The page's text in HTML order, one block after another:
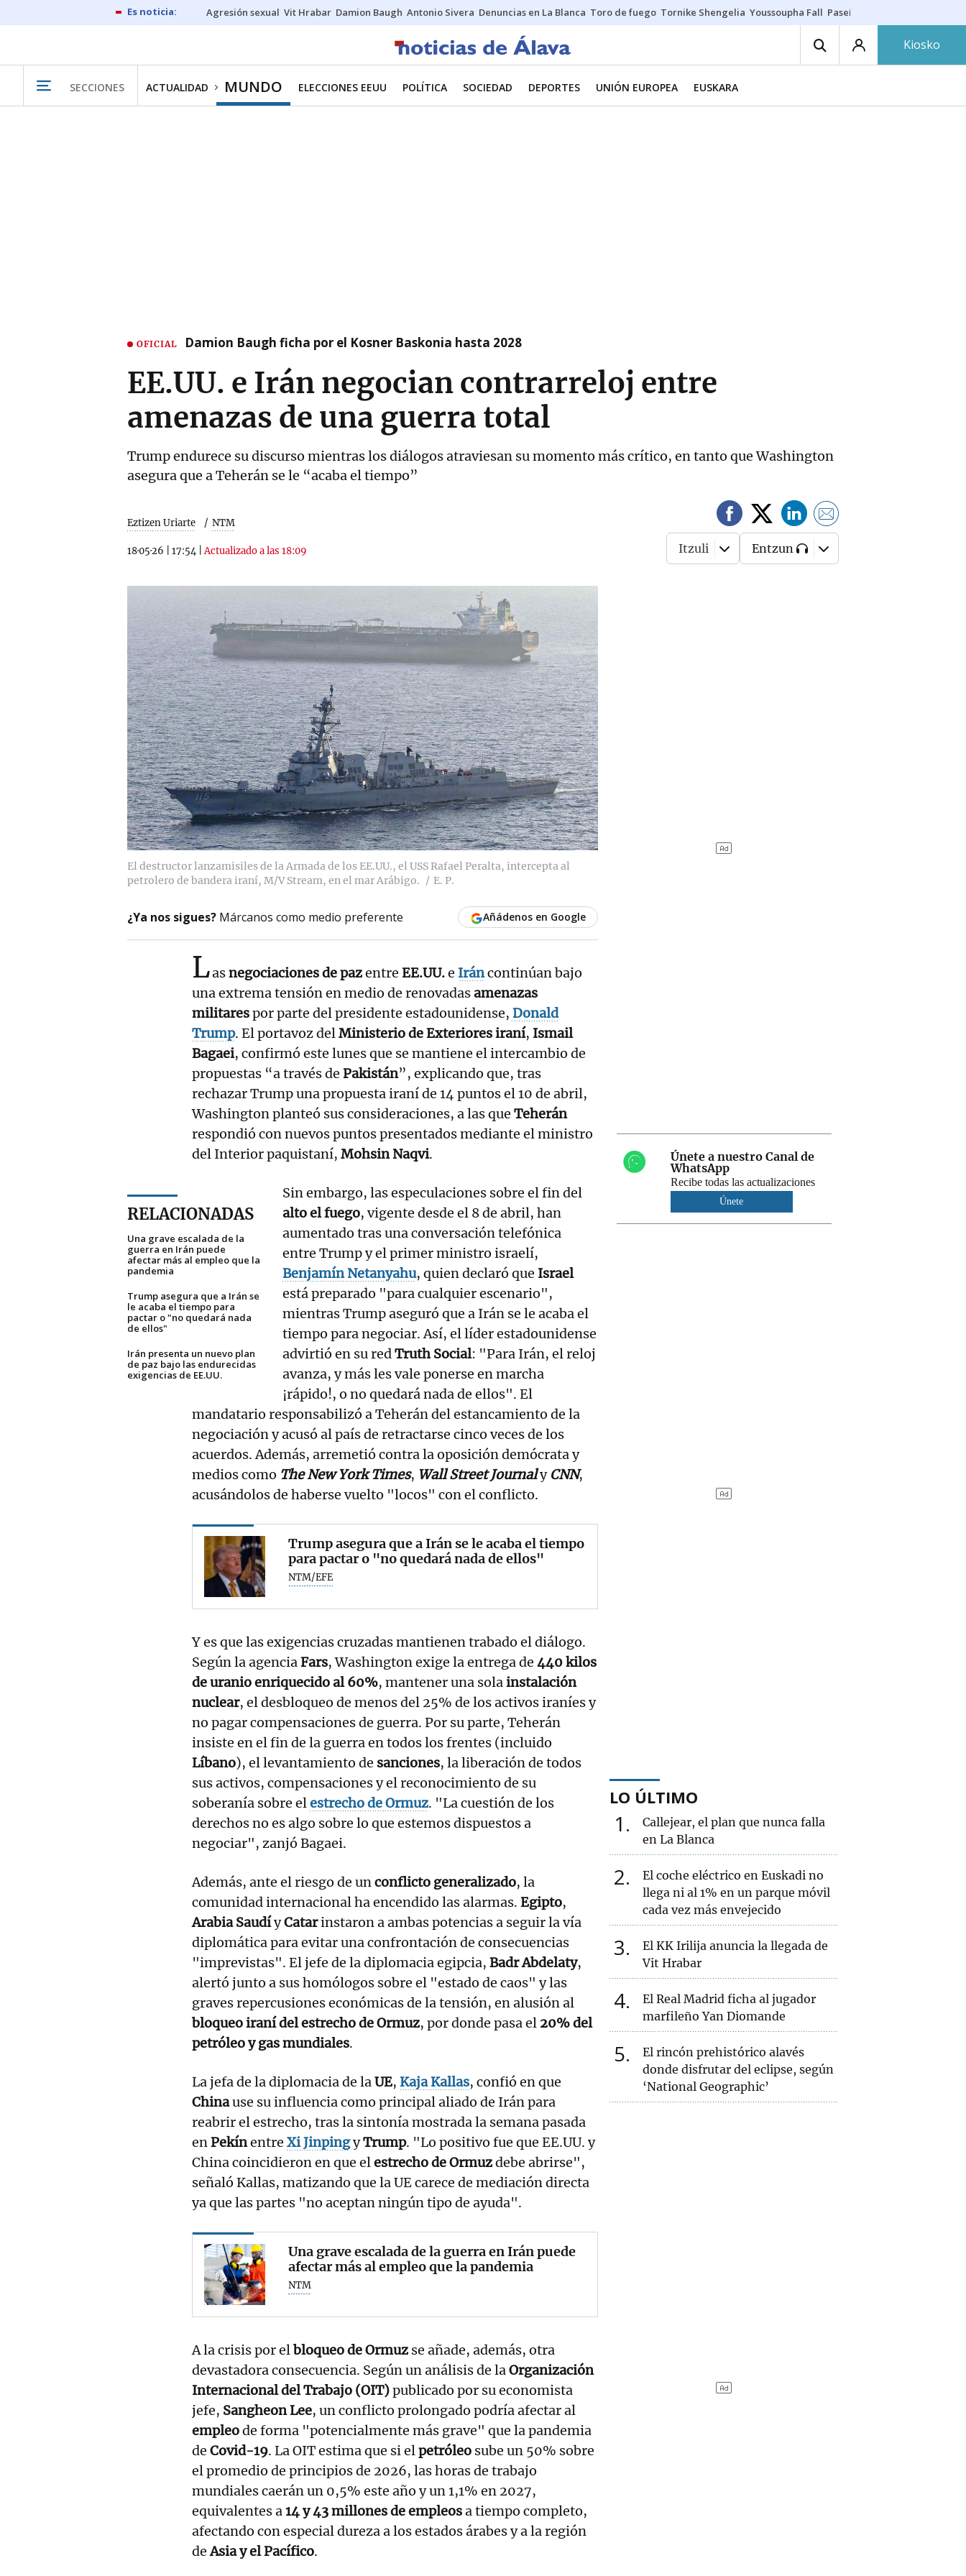
Agresión sexual Vit Hrabar Damion Baugh Antonio Sivera Denuncias en La Blanca Toro de fuego Tornike Shengelia Youssoupha Fall Paseíllo único
Kiosko
SECCIONES ACTUALIDAD MUNDO ELECCIONES EEUU POLÍTICA SOCIEDAD DEPORTES UNIÓN EUROPEA EUSKARA
OFICIAL Damion Baugh ficha por el Kosner Baskonia hasta 2028
EE.UU. e Irán negocian contrarreloj entre
amenazas de una guerra total
Trump endurece su discurso mientras los diálogos atraviesan su momento más crítico, en tanto que Washington
asegura que a Teherán se le “acaba el tiempo”
Eztizen Uriarte NTM
18·05·26 17:54 |Actualizado a las 18:09 Itzuli Entzun
El destructor lanzamisiles de la Armada de los EE.UU., el USS Rafael Peralta, intercepta al
petrolero de bandera iraní, M/V Stream, en el mar Arábigo.
E. P.
¿Ya nos sigues? Márcanos como medio preferente Añádenos en Google
Lasnegociaciones de pazentre EE.UU.e Iráncontinúan bajo
una extrema tensión en medio de renovadasamenazas
militarespor parte del presidente estadounidense, Donald
Trump. El portavoz delMinisterio de Exteriores iraní, Ismail
Bagaei, confirmó este lunes que se mantiene el intercambio de
propuestas “a través de Pakistán”, explicando que, tras
rechazar Trump una propuesta iraní de 14 puntos el 10 de abril,
Washington planteó sus consideraciones, a las que Teherán
respondió con nuevos puntos presentados mediante el ministro
del Interior paquistaní, Mohsin Naqvi.
RELACIONADAS
Una grave escalada de la
guerra en Irán puede
afectar más al empleo que la
pandemia
Trump asegura que a Irán se
le acaba el tiempo para
pactar o "no quedará nada
de ellos"
Irán presenta un nuevo plan
de paz bajo las endurecidas
exigencias de EE.UU.
Sin embargo, las especulaciones sobre el fin del
alto el fuego, vigente desde el 8 de abril, han
aumentado tras una conversación telefónica
entre Trump y el primer ministro israelí,
Benjamín Netanyahu, quien declaró que Israel
está preparado "para cualquier escenario",
mientras Trump aseguró que a Irán se le acaba el
tiempo para negociar. Así, el líder estadounidense
advirtió en su redTruth Social: "Para Irán, el reloj
avanza, y más les vale ponerse en marcha
¡rápido!, o no quedará nada de ellos". El
mandatario responsabilizó a Teherán del estancamiento de la
negociación y acusó al país de retractarse cinco veces de los
acuerdos. Además, arremetió contra la oposición demócrata y
medios como The New York Times, Wall Street Journaly CNN,
acusándolos de haberse vuelto "locos" con el conflicto.
Trump asegura que a Irán se le acaba el tiempo
para pactar o "no quedará nada de ellos"
NTM/EFE
Y es que las exigencias cruzadas mantienen trabado el diálogo.
Según la agenciaFars, Washington exige la entrega de 440 kilos
de uranio enriquecido al 60%, mantener una solainstalación
nuclear, el desbloqueo de menos del 25% de los activos iraníes y
no pagar compensaciones de guerra. Por su parte, Teherán
insiste en el fin de la guerra en todos los frentes (incluido
Líbano), el levantamiento de sanciones, la liberación de todos
sus activos, compensaciones y el reconocimiento de su
soberanía sobre elestrecho de Ormuz. "La cuestión de los
derechos no es algo sobre lo que estemos dispuestos a
negociar", zanjó Bagaei.
Además, ante el riesgo de unconflicto generalizado, la
comunidad internacional ha encendido las alarmas. Egipto,
Arabia SaudíyCatarinstaron a ambas potencias a seguir la vía
diplomática para evitar una confrontación de consecuencias
"imprevistas". El jefe de la diplomacia egipcia, Badr Abdelaty,
alertó junto a sus homólogos sobre el "estado de caos" y las
graves repercusiones económicas de la tensión, en alusión al
bloqueo iraní del estrecho de Ormuz, por donde pasa el 20% del
petróleo y gas mundiales.
La jefa de la diplomacia de laUE, Kaja Kallas, confió en que
Chinause su influencia como principal aliado de Irán para
reabrir el estrecho, tras la sintonía mostrada la semana pasada
enPekínentre Xi JinpingyTrump. "Lo positivo fue que EE.UU. y
China coincidieron en que elestrecho de Ormuzdebe abrirse",
señaló Kallas, matizando que la UE carece de mediación directa
ya que las partes "no aceptan ningún tipo de ayuda".
Una grave escalada de la guerra en Irán puede
afectar más al empleo que la pandemia
NTM
A la crisis por elbloqueo de Ormuz se añade, además, otra
devastadora consecuencia. Según un análisis de laOrganización
Internacional del Trabajo (OIT)publicado por su economista
jefe, Sangheon Lee, un conflicto prolongado podría afectar al
empleode forma "potencialmente más grave" que la pandemia
de Covid-19. La OIT estima que si elpetróleo sube un 50% sobre
el promedio de principios de 2026, las horas de trabajo
mundiales caerán un 0,5% este año y un 1,1% en 2027,
equivalentes a14 y 43 millones de empleosa tiempo completo,
afectando con especial dureza a los estados árabes y a la región
deAsia y el Pacífico.
Únete a nuestro Canal de
WhatsApp
Recibe todas las actualizaciones
Únete
LO ÚLTIMO
1
Callejear, el plan que nunca falla
en La Blanca
2
El coche eléctrico en Euskadi no
llega ni al 1% en un parque móvil
cada vez más envejecido
3
El KK Irilija anuncia la llegada de
Vit Hrabar
4
El Real Madrid ficha al jugador
marfileño Yan Diomande
5
El rincón prehistórico alavés
donde disfrutar del eclipse, según
‘National Geographic’